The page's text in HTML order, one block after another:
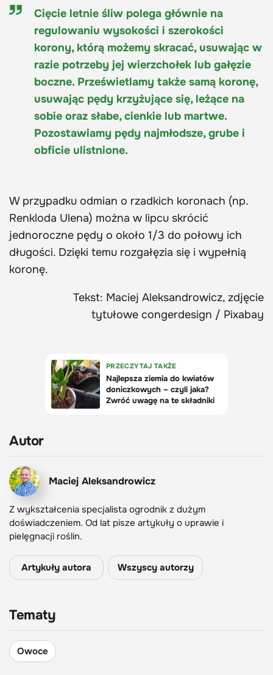
Cięcie letnie śliw polega głównie na
regulowaniu wysokości i szerokości
korony, którą możemy skracać, usuwając w
razie potrzeby jej wierzchołek lub gałęzie
boczne. Prześwietlamy także samą koronę,
usuwając pędy krzyżujące się, leżące na
sobie oraz słabe, cienkie lub martwe.
Pozostawiamy pędy najmłodsze, grube i
obficie ulistnione.
W przypadku odmian o rzadkich koronach (np.
Renkloda Ulena) można w lipcu skrócić
jednoroczne pędy o około 1/3 do połowy ich
długości. Dzięki temu rozgałęzia się i wypełnią
koronę.
Tekst: Maciej Aleksandrowicz, zdjęcie
tytułowe congerdesign / Pixabay
Autor
Maciej Aleksandrowicz
Z wykształcenia specjalista ogrodnik z dużym
doświadczeniem. Od lat pisze artykuły o uprawie i
pielęgnacji roślin.
Artykuły autora Wszyscy autorzy
Tematy
Owoce